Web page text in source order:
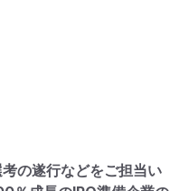
の遂行などをご担当い